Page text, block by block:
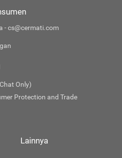
- cs@cermati.com
Only)
Protection and Trade
Lainnya